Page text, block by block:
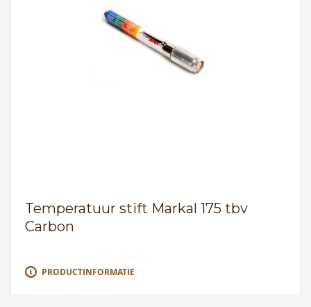
Temperatuur stift Markal 175 tbv
Carbon
PRODUCTINFORMATIE